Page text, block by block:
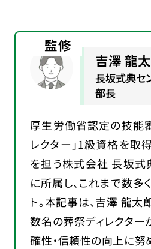
監修
吉澤 龍
長坂式典セ
部長
厚生労働省認定の技能
レクター」1級資格を取
を担う株式会社 長坂式
に所属し、これまで数多
ト。本記事は、吉澤 龍太
数名の葬祭ディレクター
確性・信頼性の向上に努